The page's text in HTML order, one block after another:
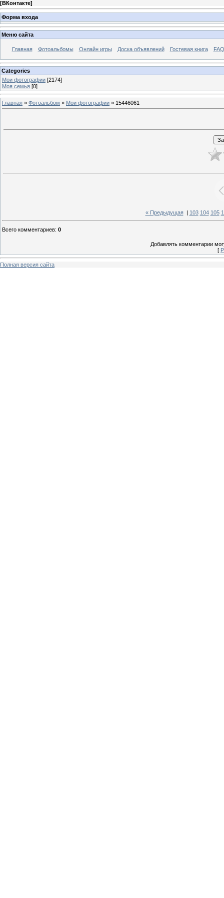
[ВКонтакте]
Форма входа
Меню сайта
Главная Фотоальбомы Онлайн игры Доска объявлений Гостевая книга
Categories
Мои фотографии [2174]
Моя семья [0]
Главная » Фотоальбом » Мои фотографии » 15446061
« Предыдущая| 103 104 105
Всего комментариев: 0
Добавлять комментарии
[
Полная версия сайта